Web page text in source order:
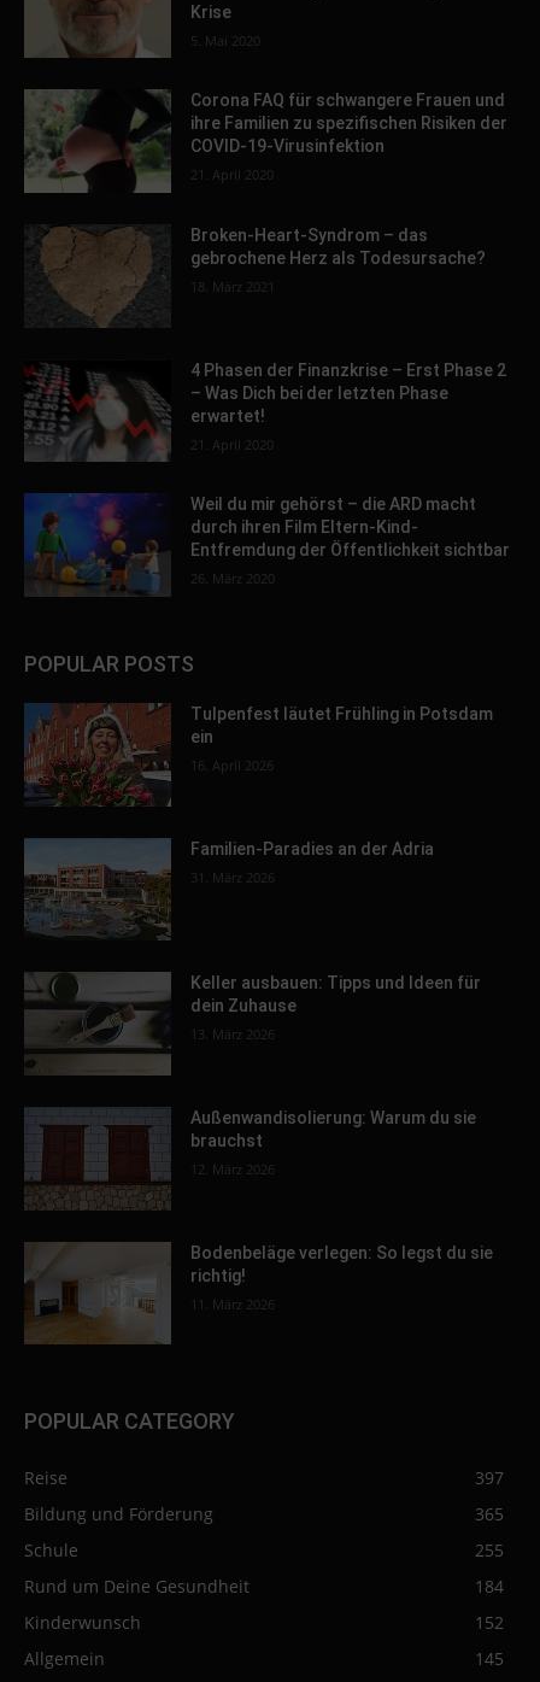
Krise
5. Mai 2020
Corona FAQ für schwangere Frauen und
ihre Familien zu spezifischen Risiken der
COVID-19-Virusinfektion
21. April 2020
Broken-Heart-Syndrom – das
gebrochene Herz als Todesursache?
18. März 2021
4 Phasen der Finanzkrise – Erst Phase 2
– Was Dich bei der letzten Phase
erwartet!
21. April 2020
Weil du mir gehörst – die ARD macht
durch ihren Film Eltern-Kind-
Entfremdung der Öffentlichkeit sichtbar
26. März 2020
POPULAR POSTS
Tulpenfest läutet Frühling in Potsdam
ein
16. April 2026
Familien-Paradies an der Adria
31. März 2026
Keller ausbauen: Tipps und Ideen für
dein Zuhause
13. März 2026
Außenwandisolierung: Warum du sie
brauchst
12. März 2026
Bodenbeläge verlegen: So legst du sie
richtig!
11. März 2026
POPULAR CATEGORY
Reise
397
Bildung und Förderung
365
Schule
255
Rund um Deine Gesundheit
184
Kinderwunsch
152
Allgemein
145